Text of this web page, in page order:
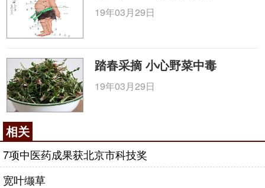
19年03月29日
踏春采摘 小心野菜中毒
19年03月29日
相关
7项中医药成果获北京市科技奖
宽叶缬草